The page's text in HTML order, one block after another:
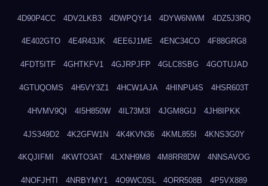
4D90P4CC 4DV2LKB3 4DWPQY14 4DYW6NWM 4DZ5J3RQ
4E402GTO 4E4R43JK 4EE6J1ME 4ENC34CO 4F88GRG8
4FDT5ITF 4GHTKFV1 4GJRPJFP 4GLC8SBG 4GOTUJAD
4GTUQOMS 4H5VY3Z1 4HCW1AJA 4HINPU4S 4HSR603T
4HVMV9QI 4I5H850W 4IL73M3I 4JGM8GIJ 4JH8IPKK
4JS349D2 4K2GFW1N 4K4KVN36 4KML855I 4KNS3G0Y
4KQJIFMI 4KWTO3AT 4LXNH9M8 4M8RR8DW 4NNSAVOG
4NOFJHTI 4NRBYMY1 4O9WC0SL 4ORR508B 4P5VX889